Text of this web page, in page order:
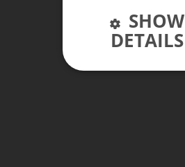
SHOW
DETAILS